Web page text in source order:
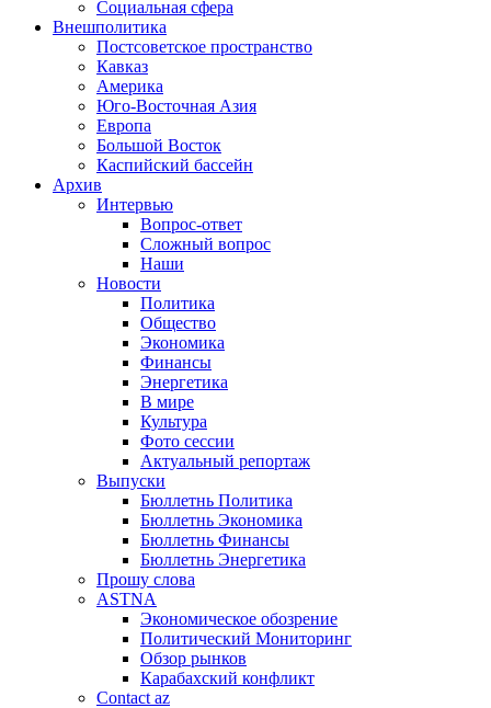
Социальная сфера
Внешполитика
Постсоветское пространство
Кавказ
Америка
Юго-Восточная Азия
Европа
Большой Восток
Каспийский бассейн
Архив
Интервью
Вопрос-ответ
Сложный вопрос
Наши
Новости
Политика
Общество
Экономика
Финансы
Энергетика
В мире
Культура
Фото сессии
Актуальный репортаж
Выпуски
Бюллетнь Политика
Бюллетнь Экономика
Бюллетнь Финансы
Бюллетнь Энергетика
Прошу слова
ASTNA
Экономическое обозрение
Политический Мониторинг
Обзор рынков
Карабахский конфликт
Contact az